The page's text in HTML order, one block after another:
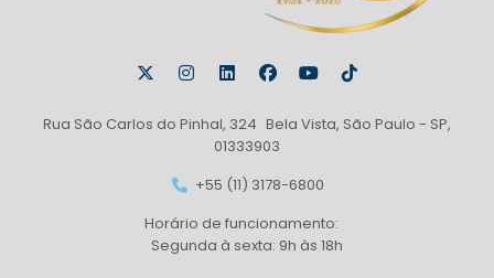
Rua São Carlos do Pinhal, 324 Bela Vista, São Paulo - SP,
01333903
+55 (11) 3178-6800
Horário de funcionamento:
Segunda à sexta: 9h às 18h